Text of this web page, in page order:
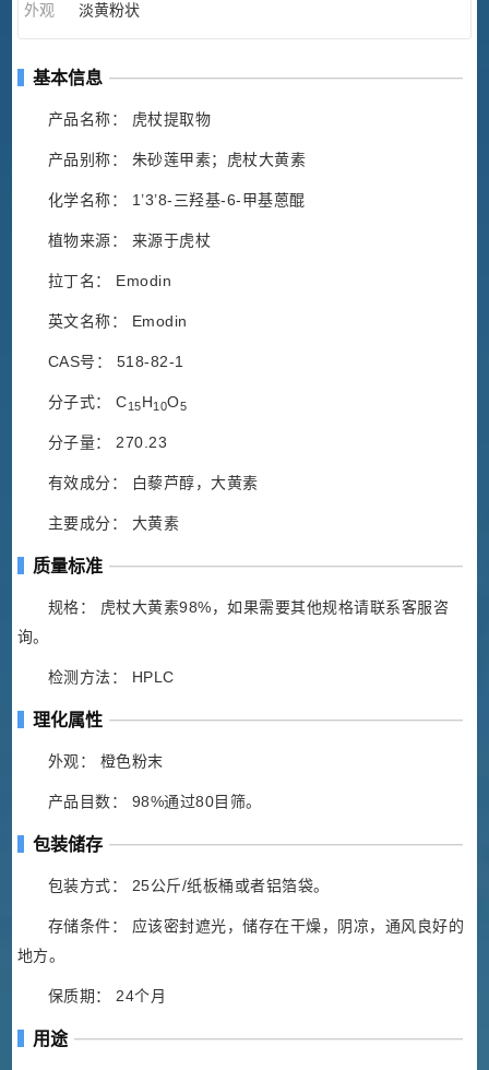
外观 淡黄粉状
基本信息
产品名称： 虎杖提取物
产品别称： 朱砂莲甲素；虎杖大黄素
化学名称： 1’3’8-三羟基-6-甲基蒽醌
植物来源： 来源于虎杖
拉丁名： Emodin
英文名称： Emodin
CAS号： 518-82-1
分子式： C15H10O5
分子量： 270.23
有效成分： 白藜芦醇，大黄素
主要成分： 大黄素
质量标准
规格： 虎杖大黄素98%，如果需要其他规格请联系客服咨
询。
检测方法： HPLC
理化属性
外观： 橙色粉末
产品目数： 98%通过80目筛。
包装储存
包装方式： 25公斤/纸板桶或者铝箔袋。
存储条件： 应该密封遮光，储存在干燥，阴凉，通风良好的
地方。
保质期： 24个月
用途